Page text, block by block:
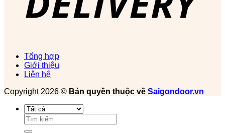
Tổng hợp
Giới thiệu
Liên hệ
Copyright 2026 © Bản quyền thuộc về Saigondoor.vn
Tìm
kiếm: